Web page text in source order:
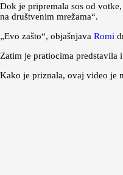
Dok je pripremala sos od
na društvenim mrežama“.
„Evo zašto“, objašnjava Romi
Zatim je pratiocima predstavila
Kako je priznala, ovaj video je